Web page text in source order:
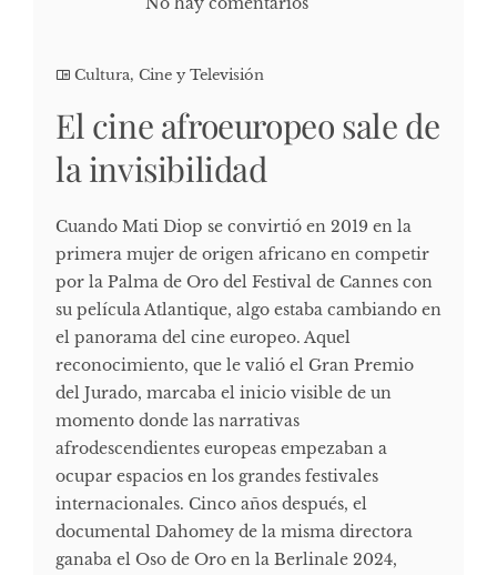
Cultura, Cine y Televisión
El cine afroeuropeo sale de
la invisibilidad
Cuando Mati Diop se convirtió en 2019 en la
primera mujer de origen africano en competir
por la Palma de Oro del Festival de Cannes con
su película Atlantique, algo estaba cambiando en
el panorama del cine europeo. Aquel
reconocimiento, que le valió el Gran Premio
del Jurado, marcaba el inicio visible de un
momento donde las narrativas
afrodescendientes europeas empezaban a
ocupar espacios en los grandes festivales
internacionales. Cinco años después, el
documental Dahomey de la misma directora
ganaba el Oso de Oro en la Berlinale 2024,